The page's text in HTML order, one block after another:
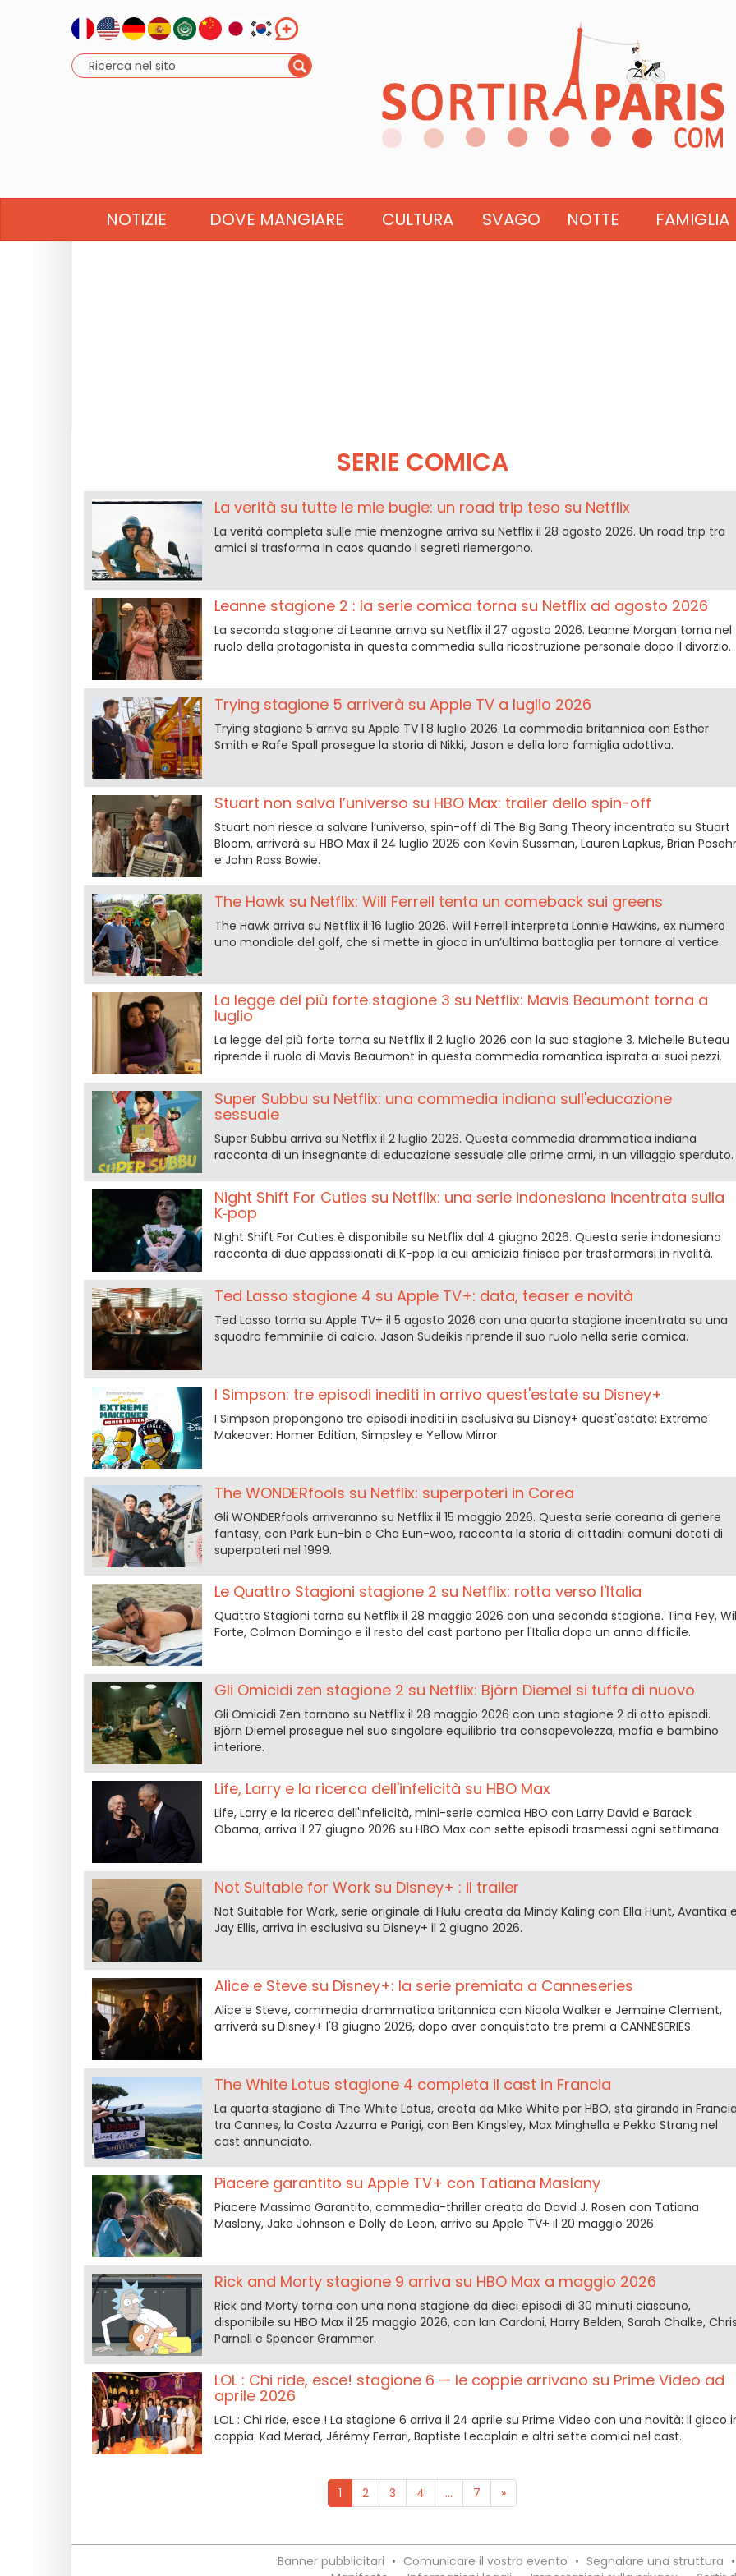
NOTIZIE DOVE MANGIARE CULTURA SVAGO NOTTE FAMIGLIA
SERIE COMICA
La verità su tutte le mie bugie: un road trip teso su Netflix
La verità completa sulle mie menzogne arriva su Netflix il 28 agosto 2026. Un road trip tra
amici si trasforma in caos quando i segreti riemergono.
Leanne stagione 2 : la serie comica torna su Netflix ad agosto 2026
La seconda stagione di Leanne arriva su Netflix il 27 agosto 2026. Leanne Morgan torna nel
ruolo della protagonista in questa commedia sulla ricostruzione personale dopo il divorzio.
Trying stagione 5 arriverà su Apple TV a luglio 2026
Trying stagione 5 arriva su Apple TV l'8 luglio 2026. La commedia britannica con Esther
Smith e Rafe Spall prosegue la storia di Nikki, Jason e della loro famiglia adottiva.
Stuart non salva l’universo su HBO Max: trailer dello spin-off
Stuart non riesce a salvare l’universo, spin-off di The Big Bang Theory incentrato su Stuart
Bloom, arriverà su HBO Max il 24 luglio 2026 con Kevin Sussman, Lauren Lapkus, Brian
e John Ross Bowie.
The Hawk su Netflix: Will Ferrell tenta un comeback sui greens
The Hawk arriva su Netflix il 16 luglio 2026. Will Ferrell interpreta Lonnie Hawkins, ex numero
uno mondiale del golf, che si mette in gioco in un’ultima battaglia per tornare al vertice.
La legge del più forte stagione 3 su Netflix: Mavis Beaumont torna a
luglio
La legge del più forte torna su Netflix il 2 luglio 2026 con la sua stagione 3. Michelle Buteau
riprende il ruolo di Mavis Beaumont in questa commedia romantica ispirata ai suoi pezzi.
Super Subbu su Netflix: una commedia indiana sull'educazione
sessuale
Super Subbu arriva su Netflix il 2 luglio 2026. Questa commedia drammatica indiana
racconta di un insegnante di educazione sessuale alle prime armi, in un villaggio sperduto.
Night Shift For Cuties su Netflix: una serie indonesiana incentrata sulla
K‑pop
Night Shift For Cuties è disponibile su Netflix dal 4 giugno 2026. Questa serie indonesiana
racconta di due appassionati di K-pop la cui amicizia finisce per trasformarsi in rivalità.
Ted Lasso stagione 4 su Apple TV+: data, teaser e novità
Ted Lasso torna su Apple TV+ il 5 agosto 2026 con una quarta stagione incentrata su una
squadra femminile di calcio. Jason Sudeikis riprende il suo ruolo nella serie comica.
I Simpson: tre episodi inediti in arrivo quest'estate su Disney+
I Simpson propongono tre episodi inediti in esclusiva su Disney+ quest'estate: Extreme
Makeover: Homer Edition, Simpsley e Yellow Mirror.
The WONDERfools su Netflix: superpoteri in Corea
Gli WONDERfools arriveranno su Netflix il 15 maggio 2026. Questa serie coreana di genere
fantasy, con Park Eun-bin e Cha Eun-woo, racconta la storia di cittadini comuni dotati di
superpoteri nel 1999.
Le Quattro Stagioni stagione 2 su Netflix: rotta verso l'Italia
Quattro Stagioni torna su Netflix il 28 maggio 2026 con una seconda stagione. Tina Fey,
Forte, Colman Domingo e il resto del cast partono per l'Italia dopo un anno difficile.
Gli Omicidi zen stagione 2 su Netflix: Björn Diemel si tuffa di nuovo
Gli Omicidi Zen tornano su Netflix il 28 maggio 2026 con una stagione 2 di otto episodi.
Björn Diemel prosegue nel suo singolare equilibrio tra consapevolezza, mafia e bambino
interiore.
Life, Larry e la ricerca dell'infelicità su HBO Max
Life, Larry e la ricerca dell'infelicità, mini-serie comica HBO con Larry David e Barack
Obama, arriva il 27 giugno 2026 su HBO Max con sette episodi trasmessi ogni settimana.
Not Suitable for Work su Disney+ : il trailer
Not Suitable for Work, serie originale di Hulu creata da Mindy Kaling con Ella Hunt, Avantika
Jay Ellis, arriva in esclusiva su Disney+ il 2 giugno 2026.
Alice e Steve su Disney+: la serie premiata a Canneseries
Alice e Steve, commedia drammatica britannica con Nicola Walker e Jemaine Clement,
arriverà su Disney+ l'8 giugno 2026, dopo aver conquistato tre premi a CANNESERIES.
The White Lotus stagione 4 completa il cast in Francia
La quarta stagione di The White Lotus, creata da Mike White per HBO, sta girando in
tra Cannes, la Costa Azzurra e Parigi, con Ben Kingsley, Max Minghella e Pekka Strang nel
cast annunciato.
Piacere garantito su Apple TV+ con Tatiana Maslany
Piacere Massimo Garantito, commedia-thriller creata da David J. Rosen con Tatiana
Maslany, Jake Johnson e Dolly de Leon, arriva su Apple TV+ il 20 maggio 2026.
Rick and Morty stagione 9 arriva su HBO Max a maggio 2026
Rick and Morty torna con una nona stagione da dieci episodi di 30 minuti ciascuno,
disponibile su HBO Max il 25 maggio 2026, con Ian Cardoni, Harry Belden, Sarah Chalke,
Parnell e Spencer Grammer.
LOL : Chi ride, esce! stagione 6 — le coppie arrivano su Prime Video ad
aprile 2026
LOL : Chi ride, esce ! La stagione 6 arriva il 24 aprile su Prime Video con una novità: il gioco
coppia. Kad Merad, Jérémy Ferrari, Baptiste Lecaplain e altri sette comici nel cast.
1 2 3 4 ... 7 »
Banner pubblicitari • Comunicare il vostro evento • Segnalare una struttura